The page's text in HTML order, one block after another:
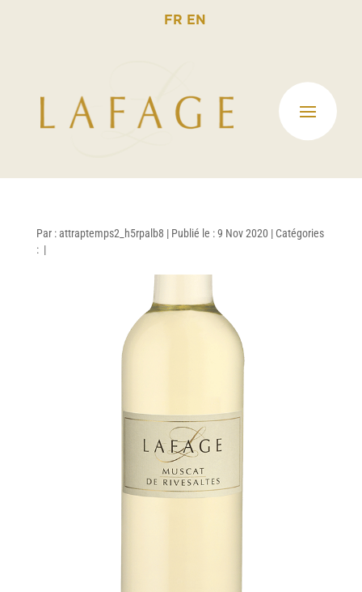
FR EN
Par :attraptemps2_h5rpalb8 | Publié le : 9 Nov 2020 | Catégories
: |